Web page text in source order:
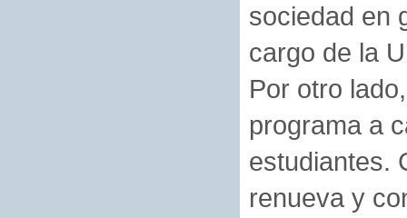
sociedad en
cargo de la
Por otro
programa a
estudiantes.
renueva y